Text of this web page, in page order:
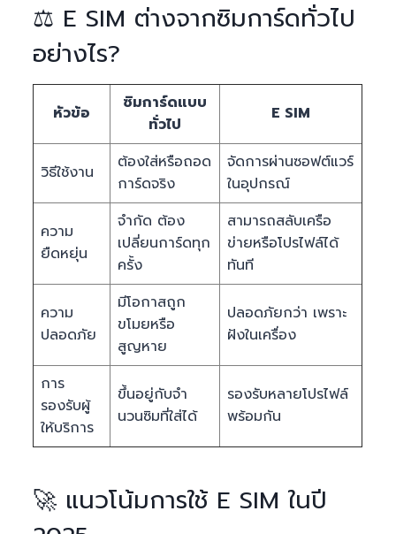
⚖️ E SIM ต่างจากซิมการ์ดทั่วไป
อย่างไร?
หัวข้อ
ซิมการ์ดแบบ
ทั่วไป
E SIM
วิธีใช้งาน
ต้องใส่หรือถอด
การ์ดจริง
จัดการผ่านซอฟต์แวร์
ในอุปกรณ์
ความ
ยืดหยุ่น
จำกัด ต้อง
เปลี่ยนการ์ดทุก
ครั้ง
สามารถสลับเครือ
ข่ายหรือโปรไฟล์ได้
ทันที
ความ
ปลอดภัย
มีโอกาสถูก
ขโมยหรือ
สูญหาย
ปลอดภัยกว่า เพราะ
ฝังในเครื่อง
การ
รองรับผู้
ให้บริการ
ขึ้นอยู่กับจำ
นวนซิมที่ใส่ได้
รองรับหลายโปรไฟล์
พร้อมกัน
🚀 แนวโน้มการใช้ E SIM ในปี